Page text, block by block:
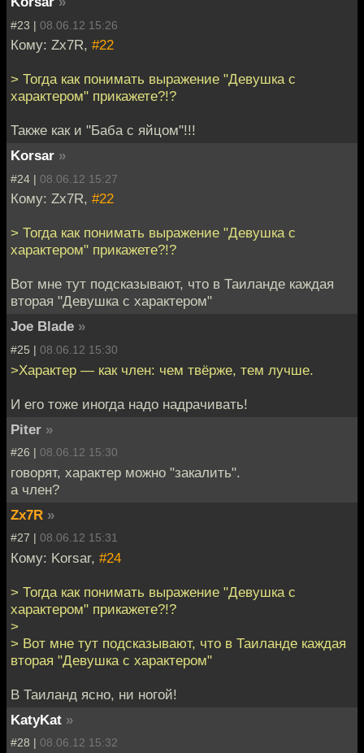
#23 | 08.06.12 15:26
Кому: Zx7R, #22
> Тогда как понимать выражение "Девушка с
характером" прикажете?!?
Также как и "Баба с яйцом"!!!
Korsar »
#24 | 08.06.12 15:27
Кому: Zx7R, #22
> Тогда как понимать выражение "Девушка с
характером" прикажете?!?
Вот мне тут подсказывают, что в Таиланде каждая
вторая "Девушка с характером"
Joe Blade »
#25 | 08.06.12 15:30
>Характер — как член: чем твёрже, тем лучше.
И его тоже иногда надо надрачивать!
Piter »
#26 | 08.06.12 15:30
говорят, характер можно "закалить".
а член?
Zx7R »
#27 | 08.06.12 15:31
Кому: Korsar, #24
> Тогда как понимать выражение "Девушка с
характером" прикажете?!?
>
> Вот мне тут подсказывают, что в Таиланде каждая
вторая "Девушка с характером"
В Таиланд ясно, ни ногой!
KatyKat »
#28 | 08.06.12 15:32